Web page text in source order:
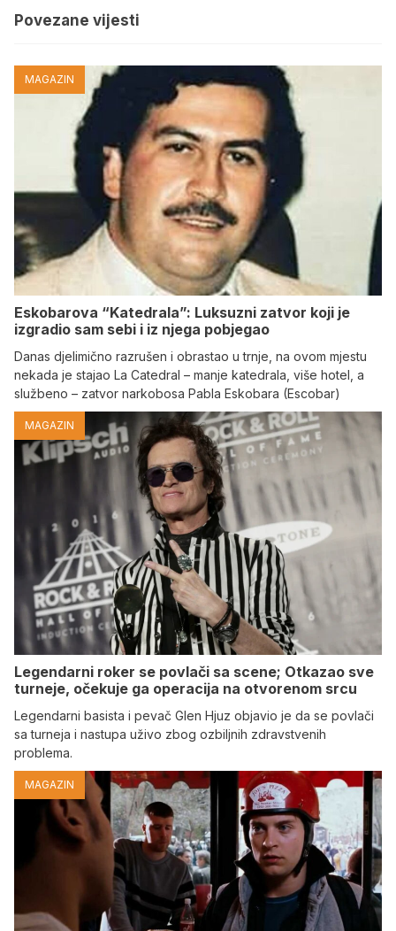
Povezane vijesti
MAGAZIN
Eskobarova “Katedrala”: Luksuzni zatvor koji je
izgradio sam sebi i iz njega pobjegao
Danas djelimično razrušen i obrastao u trnje, na ovom mjestu
nekada je stajao La Catedral – manje katedrala, više hotel, a
službeno – zatvor narkobosa Pabla Eskobara (Escobar)
MAGAZIN
Legendarni roker se povlači sa scene; Otkazao sve
turneje, očekuje ga operacija na otvorenom srcu
Legendarni basista i pevač Glen Hjuz objavio je da se povlači
sa turneja i nastupa uživo zbog ozbiljnih zdravstvenih
problema.
MAGAZIN